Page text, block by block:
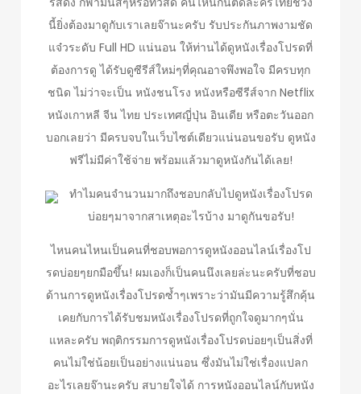
นี้ยิ่งต้องมาดูกับเราเลยจ๊านะครับ รับประกันภาพงามชัด
แจ๋วระดับ Full HD แน่นอน ให้ท่านได้ดูหนังเรื่องโปรดที่
ต้องการดู ได้รับดูซีรีส์ใหม่ๆที่คุณอาจพึงพอใจ มีครบทุก
ชนิด ไม่ว่าจะเป็น หนังชนโรง หนังหรือซีรีส์จาก Netflix
หนังเกาหลี จีน ไทย ประเทศญี่ปุ่น อินเดีย หรือตะวันออก
บอกเลยว่า มีครบจบในเว็บไซต์เดียวแน่นอนขอรับ ดูหนัง
ฟรีไม่มีค่าใช้จ่าย พร้อมแล้วมาดูหนังกันได้เลย!
ทำไมคนจำนวนมากถึงชอบกลับไปดูหนังเรื่องโปรด
บ่อยๆมาจากสาเหตุอะไรบ้าง มาดูกันขอรับ!
ไหนคนไหนเป็นคนที่ชอบพอการดูหนังออนไลน์เรื่องโป
รดบ่อยๆยกมือขึ้น! ผมเองก็เป็นคนนึงเลยล่ะนะครับที่ชอบ
ด้านการดูหนังเรื่องโปรดซ้ำๆเพราะว่ามันมีความรู้สึกคุ้น
เคยกับการได้รับชมหนังเรื่องโปรดที่ถูกใจดูมากๆนั่น
แหละครับ พฤติกรรมการดูหนังเรื่องโปรดบ่อยๆเป็นสิ่งที่
คนไม่ใช่น้อยเป็นอย่างแน่นอน ซึ่งมันไม่ใช่เรื่องแปลก
อะไรเลยจ๊านะครับ สบายใจได้ การหนังออนไลน์กับหนัง